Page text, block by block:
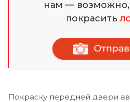
нам —
покрасить
Покраску передней двери